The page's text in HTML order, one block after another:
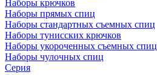
Наборы крючков
Наборы прямых спиц
Наборы стандартных съемных спиц
Наборы тунисских крючков
Наборы укороченных съемных спиц
Наборы чулочных спиц
Серия